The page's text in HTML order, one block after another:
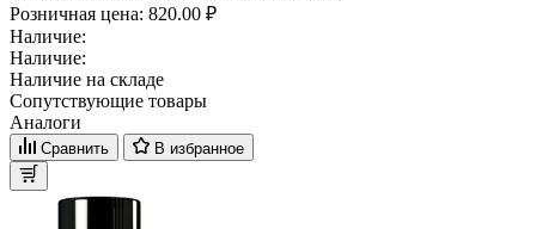
Розничная цена: 820.00 ₽
Наличие:
Наличие:
Наличие на складе
Сопутствующие товары
Аналоги
Сравнить В избранное